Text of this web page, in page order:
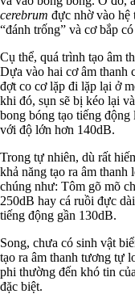
cerebrum đực nhờ vào hệ
“đánh trống” và cơ bắp
Cụ thể, quá trình tạo âm
Dựa vào hai cơ âm thanh
đợt co cơ lặp đi lặp lại ở
khi đó, sụn sẽ bị kéo lại
bong bóng tạo tiếng
với độ lớn hơn 140dB.
Trong tự nhiên, dù rất
khả năng tạo ra âm
chúng như: Tôm gõ mõ
250dB hay cá ruồi đực
tiếng động gần 130dB.
Song, chưa có sinh vật
tạo ra âm thanh tương tự
phi thường đến khó tin
đặc biệt.